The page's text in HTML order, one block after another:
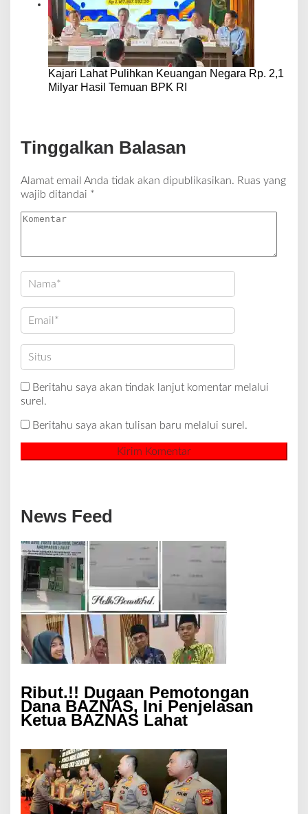
Kajari Lahat Pulihkan Keuangan Negara Rp. 2,1
Milyar Hasil Temuan BPK RI
Tinggalkan Balasan
Alamat email Anda tidak akan dipublikasikan. Ruas yang
wajib ditandai *
Beritahu saya akan tindak lanjut komentar melalui
surel.
Beritahu saya akan tulisan baru melalui surel.
News Feed
Ribut.!! Dugaan Pemotongan
Dana BAZNAS, Ini Penjelasan
Ketua BAZNAS Lahat